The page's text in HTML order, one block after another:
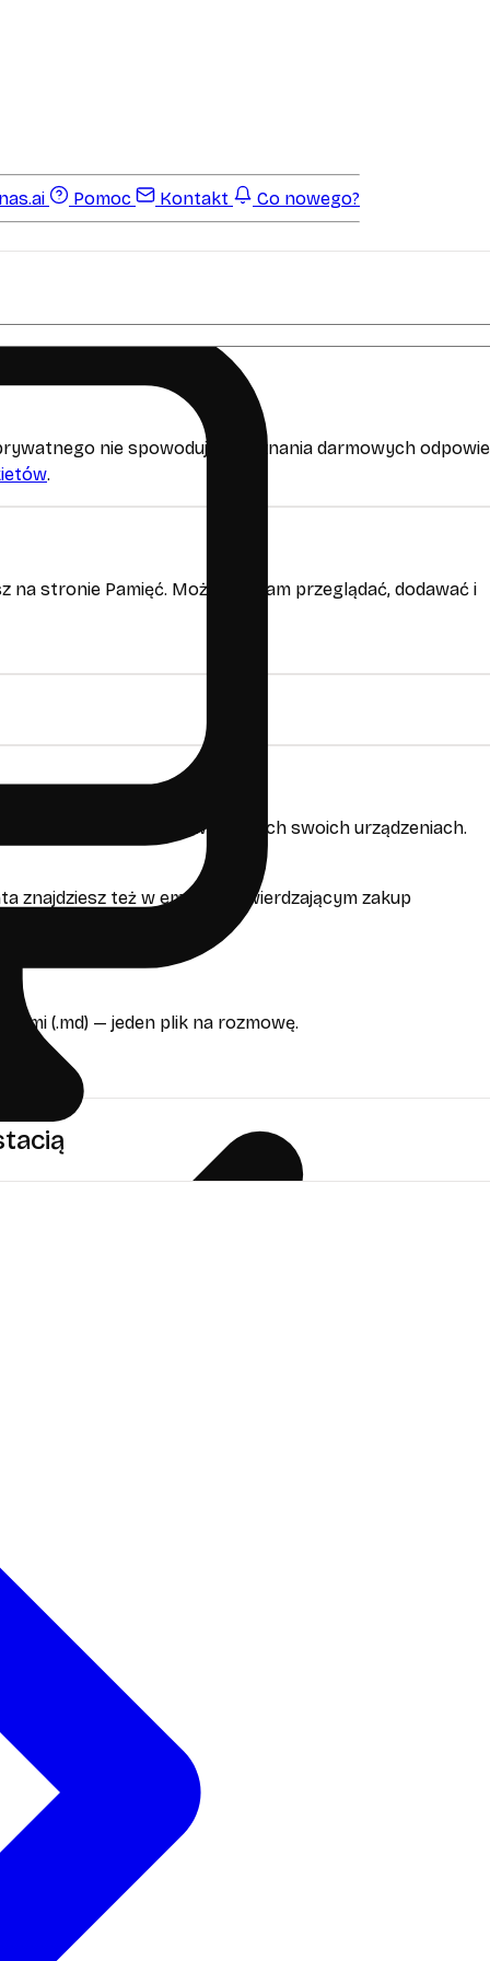
Pomoc Kontakt Co nowego?
nie spowoduje przyznania darmowych
.
stronie Pamięć. Możesz je tam przeglądać, dodawać i
samego konta na wszystkich swoich urządzeniach.
znajdziesz też w emailu potwierdzającym zakup
(.md) — jeden plik na rozmowę.